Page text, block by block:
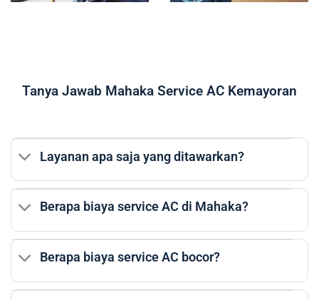
Tanya Jawab Mahaka Service AC Kemayoran
Layanan apa saja yang ditawarkan?
Berapa biaya service AC di Mahaka?
Berapa biaya service AC bocor?